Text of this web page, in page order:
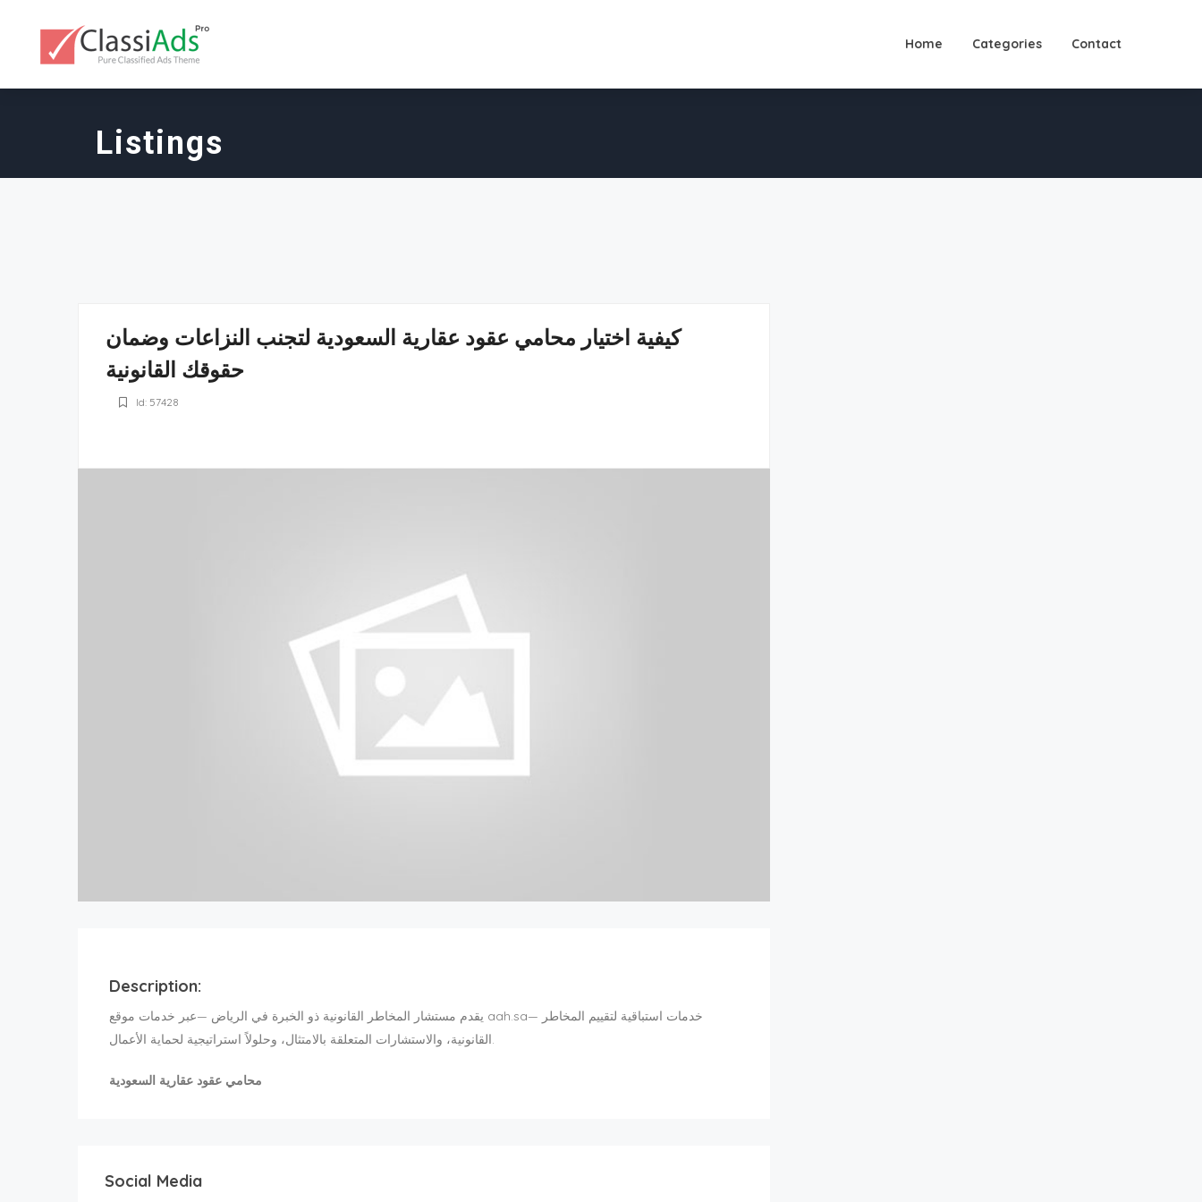
Home Categories Contact
Listings
كيفية اختيار محامي عقود عقارية السعودية لتجنب النزاعات وضمان
حقوقك القانونية
Id: 57428
Description:
يقدم مستشار المخاطر القانونية ذو الخبرة في الرياض —عبر خدمات موقع aah.sa— خدمات استباقية لتقييم المخاطر
القانونية، والاستشارات المتعلقة بالامتثال، وحلولاً استراتيجية لحماية الأعمال.
محامي عقود عقارية السعودية
Social Media